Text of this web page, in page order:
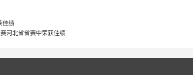
佳绩
河北省省赛中荣获佳绩